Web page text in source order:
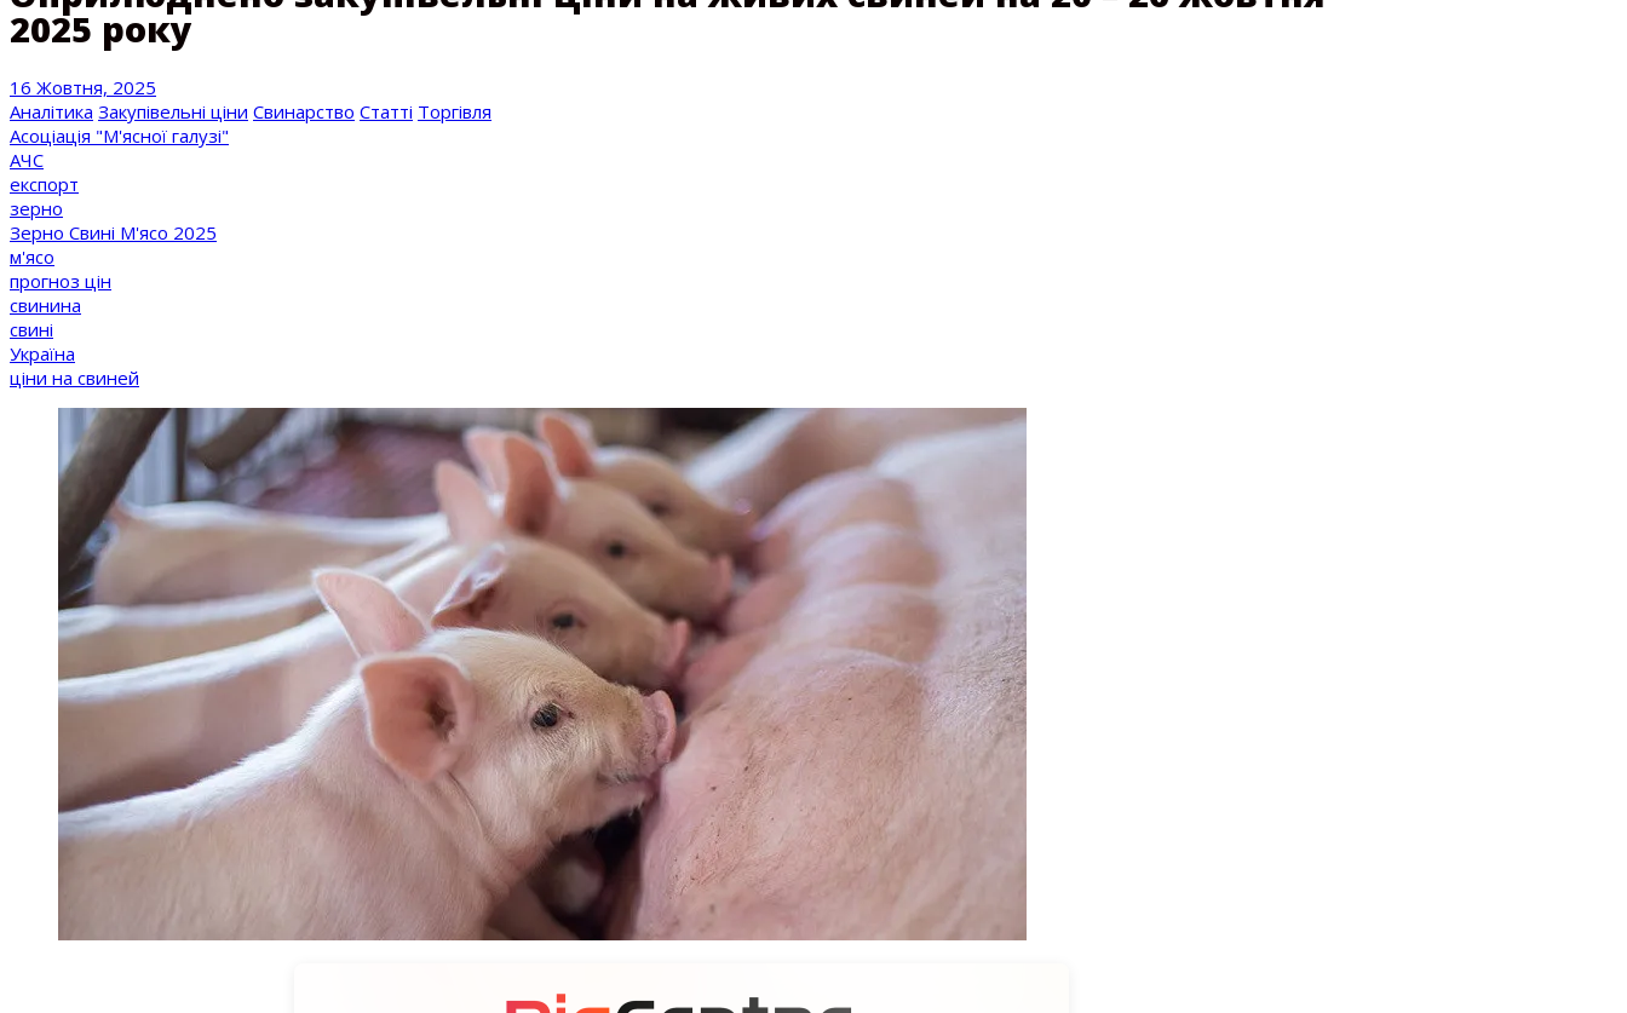
2025 року
16 Жовтня, 2025
Аналітика Закупівельні ціни Свинарство Статті Торгівля
Асоціація "М'ясної галузі"
АЧС
експорт
зерно
Зерно Свині М'ясо 2025
м'ясо
прогноз цін
свинина
свині
Україна
ціни на свиней